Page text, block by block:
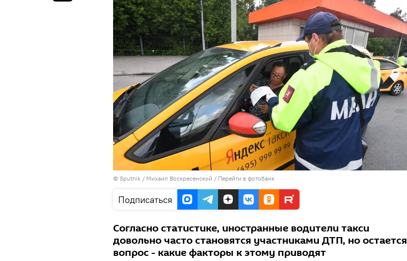
© Sputnik / Михаил Воскресенский / Перейти в фотобанк
Подписаться
Согласно статистике, иностранные водители такси
довольно часто становятся участниками ДТП, но остается
вопрос - какие факторы к этому приводят